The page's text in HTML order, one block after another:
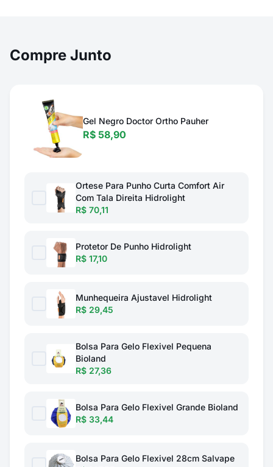
Compre Junto
Gel Negro Doctor Ortho Pauher
R$ 58,90
Ortese Para Punho Curta Comfort Air
Com Tala Direita Hidrolight
R$ 70,11
Protetor De Punho Hidrolight
R$ 17,10
Munhequeira Ajustavel Hidrolight
R$ 29,45
Bolsa Para Gelo Flexivel Pequena
Bioland
R$ 27,36
Bolsa Para Gelo Flexivel Grande Bioland
R$ 33,44
Bolsa Para Gelo Flexivel 28cm Salvape